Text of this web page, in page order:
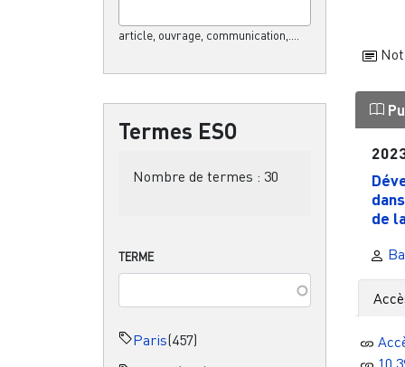
article, ouvrage, communication,....
Termes ESO
Nombre de termes : 30
TERME
Paris(457)
de